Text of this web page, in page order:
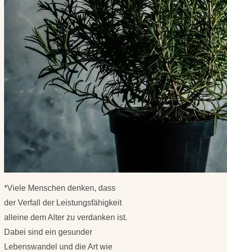
*Viele Menschen denken, dass
der Verfall der Leistungsfähigkeit
alleine dem Alter zu verdanken ist.
Dabei sind ein gesunder
Lebenswandel und die Art wie